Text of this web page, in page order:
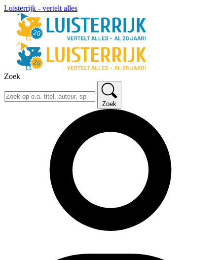
Luisterrijk - vertelt alles
Zoek
Zoek